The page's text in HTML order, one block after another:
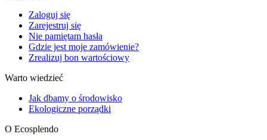
Zaloguj się
Zarejestruj się
Nie pamiętam hasła
Gdzie jest moje zamówienie?
Zrealizuj bon wartościowy
Warto wiedzieć
Jak dbamy o środowisko
Ekologiczne porządki
O Ecosplendo